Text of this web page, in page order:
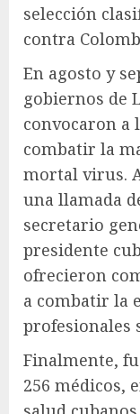
selección
contra
En agosto y
gobiernos de
convocaron a
combatir la
mortal virus.
una llamada
secretario
presidente
ofrecieron
a combatir la
profesionales
Finalmente,
256 médicos,